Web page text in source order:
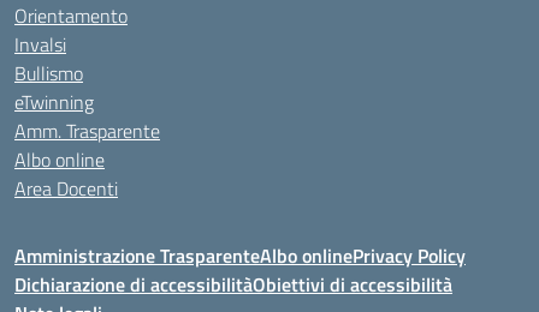
Orientamento
Invalsi
Bullismo
eTwinning
Amm. Trasparente
Albo online
Area Docenti
Amministrazione TrasparenteAlbo onlinePrivacy Policy
Dichiarazione di accessibilitàObiettivi di accessibilità